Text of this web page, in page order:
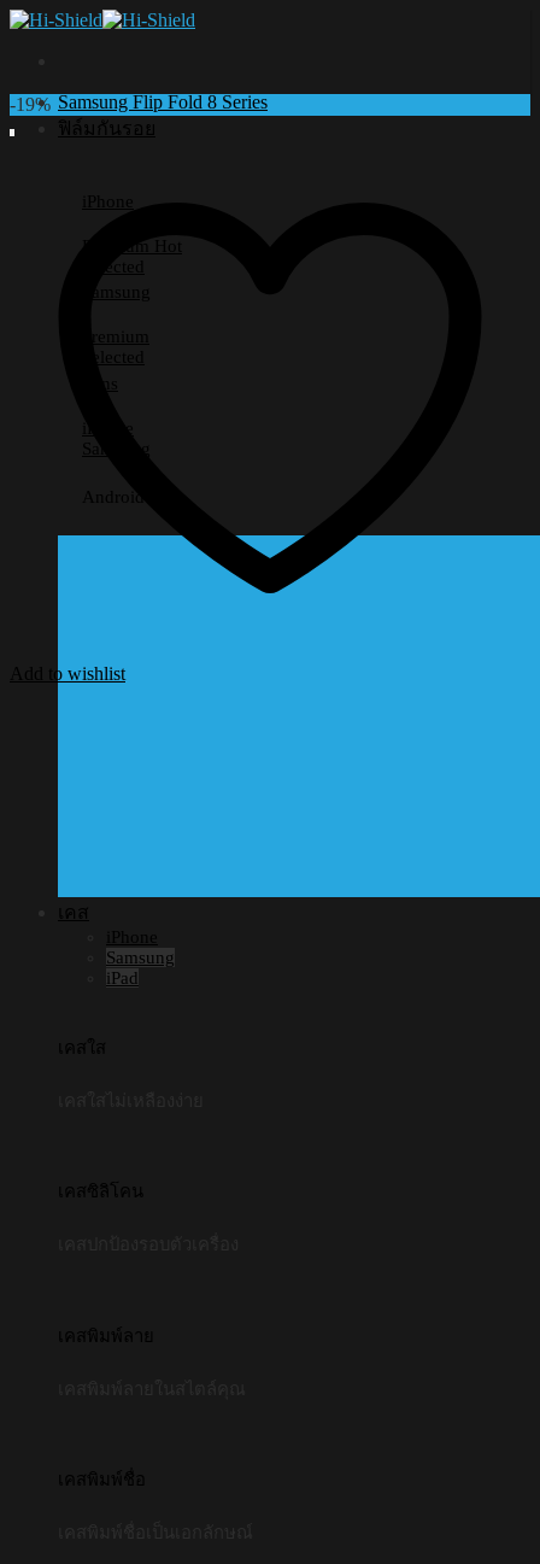
Skip
Samsung Flip Fold 8 Series
ฟิล์มกันรอย
iPhone
Premium
Selected
Samsung
Premium
Selected
Lens
iPhone
Samsung
Android อื่นๆ
เคส
iPhone
Samsung
iPad
เคสใส
เคสซิลิโคน
เคสพิมพ์ลาย
เคสพิมพ์ชื่อ
-19%
Add to wishlist